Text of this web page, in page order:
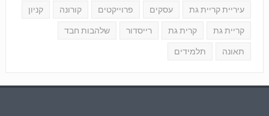
עיריית קריית גת עסקים פרוייקטים קורונה קניון
קריית גת קרית גת רייסדור שלהבות חבד
תאונה תלמידים